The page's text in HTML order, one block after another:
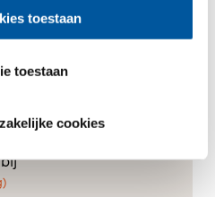
toestaan
toestaan
cookies